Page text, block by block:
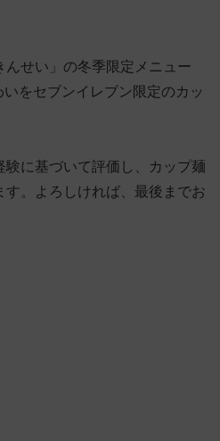
せい」の冬季限定メニュー
いをセブンイレブン限定のカッ
に基づいて評価し、カップ麺
す。よろしければ、最後までお